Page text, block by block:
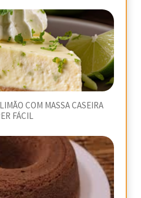
COM MASSA CASEIRA
FÁCIL